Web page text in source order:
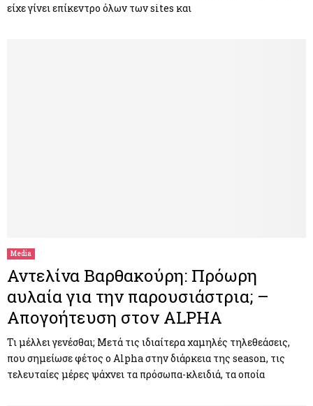
είχε γίνει επίκεντρο όλων των sites και
Media
Αντελίνα Βαρθακούρη: Πρόωρη
αυλαία για την παρουσιάστρια; –
Απογοήτευση στον ALPHA
Τι μέλλει γενέσθαι; Μετά τις ιδιαίτερα χαμηλές τηλεθεάσεις,
που σημείωσε φέτος ο Alpha στην διάρκεια της season, τις
τελευταίες μέρες ψάχνει τα πρόσωπα-κλειδιά, τα οποία